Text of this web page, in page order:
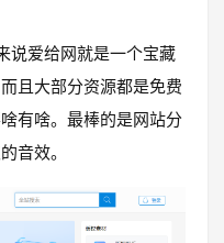
说爱给网就是一个宝藏
且大部分资源都是免费
有啥。最棒的是网站分
音效。